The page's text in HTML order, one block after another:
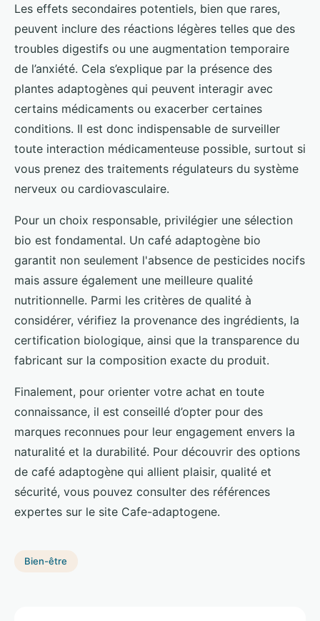
Les effets secondaires potentiels, bien que rares,
peuvent inclure des réactions légères telles que des
troubles digestifs ou une augmentation temporaire
de l’anxiété. Cela s’explique par la présence des
plantes adaptogènes qui peuvent interagir avec
certains médicaments ou exacerber certaines
conditions. Il est donc indispensable de surveiller
toute interaction médicamenteuse possible, surtout si
vous prenez des traitements régulateurs du système
nerveux ou cardiovasculaire.
Pour un choix responsable, privilégier une sélection
bio est fondamental. Un café adaptogène bio
garantit non seulement l'absence de pesticides nocifs
mais assure également une meilleure qualité
nutritionnelle. Parmi les critères de qualité à
considérer, vérifiez la provenance des ingrédients, la
certification biologique, ainsi que la transparence du
fabricant sur la composition exacte du produit.
Finalement, pour orienter votre achat en toute
connaissance, il est conseillé d’opter pour des
marques reconnues pour leur engagement envers la
naturalité et la durabilité. Pour découvrir des options
de café adaptogène qui allient plaisir, qualité et
sécurité, vous pouvez consulter des références
expertes sur le site Cafe-adaptogene.
Bien-être